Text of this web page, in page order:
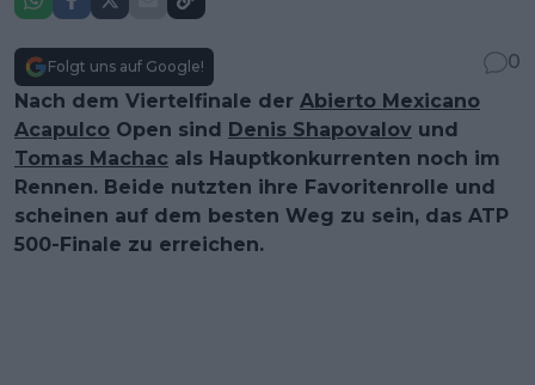
Folgt uns auf Google!
0
Nach dem Viertelfinale der Abierto Mexicano
Acapulco Open sind Denis Shapovalov und
Tomas Machac als Hauptkonkurrenten noch im
Rennen. Beide nutzten ihre Favoritenrolle und
scheinen auf dem besten Weg zu sein, das ATP
500-Finale zu erreichen.